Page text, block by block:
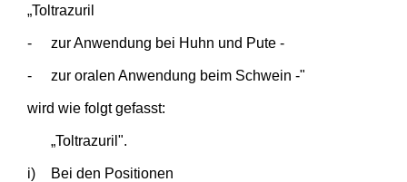
„Toltrazuril
- zur Anwendung bei Huhn und Pute -
- zur oralen Anwendung beim Schwein -"
wird wie folgt gefasst:
„Toltrazuril".
i) Bei den Positionen